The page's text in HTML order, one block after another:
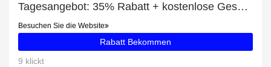
Tagesangebot: 35% Rabatt + kostenlose Geschenke und Standbags Rabatt
Besuchen Sie die Website
Rabatt Bekommen
9 klickt